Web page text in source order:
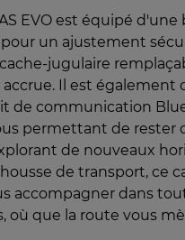
EVO est équipé d'une
un ajustement
jugulaire
Il est également
de communication
permettant de rester
de nouveaux
de transport, ce
accompagner dans
où que la route vous